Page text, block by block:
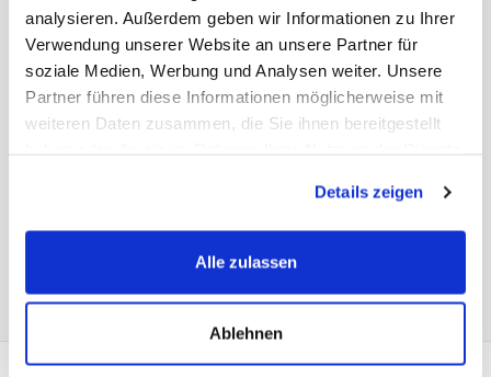
analysieren. Außerdem geben wir Informationen zu Ihrer
Verwendung unserer Website an unsere Partner für
soziale Medien, Werbung und Analysen weiter. Unsere
Partner führen diese Informationen möglicherweise mit
weiteren Daten zusammen, die Sie ihnen bereitgestellt
Details zeigen
Alle zulassen
Ablehnen
Ständerrahmen 500 mm tief. Die Regalständer aus massivem
Fichtenholz (circa 35 x 45 Millimeter) haben Bohrungen im
Service-Hotline